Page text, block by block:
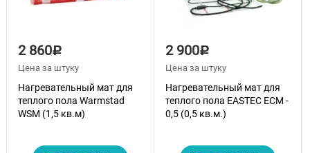
2 860Р
Цена за штуку
Нагревательный мат для
теплого пола Warmstad
WSM (1,5 кв.м)
2 900Р
Цена за штуку
Нагревательный мат для
теплого пола EASTEC ECM -
0,5 (0,5 кв.м.)